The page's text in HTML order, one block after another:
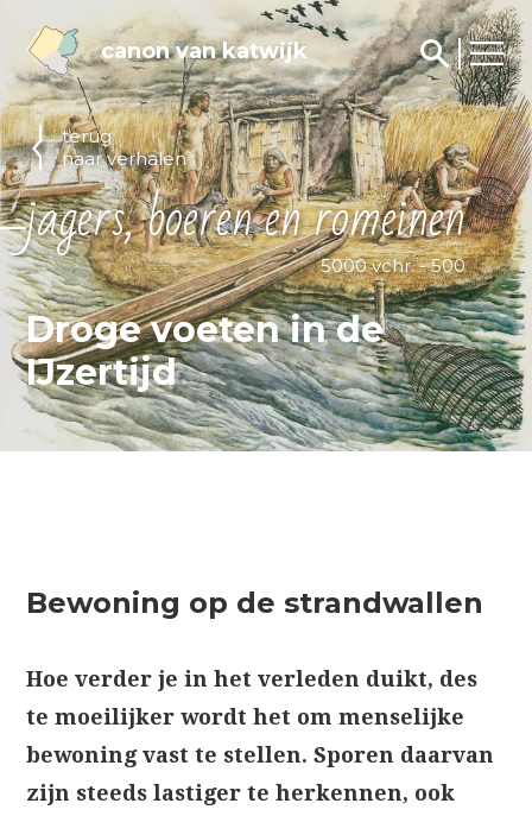
canon van katwijk
Droge voeten in de
IJzertijd
terug
naar verhalen
jagers, boeren en romeinen
5000 vchr. - 500
Bewoning op de strandwallen
Hoe verder je in het verleden duikt, des
te moeilijker wordt het om menselijke
bewoning vast te stellen. Sporen daarvan
zijn steeds lastiger te herkennen, ook